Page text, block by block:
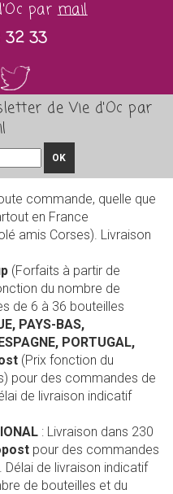
parmail
32 33
de Vie d'Oc par
OK
commande, quelle que
en France
amis Corses). Livraison
(Forfaits à partir de
du nombre de
de 6 à 36 bouteilles
PAYS-BAS,
PORTUGAL,
(Prix fonction du
pour des commandes de
de livraison indicatif
: Livraison dans 230
pour des commandes
Délai de livraison indicatif
de bouteilles et du